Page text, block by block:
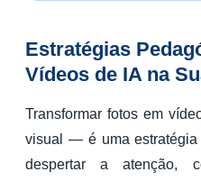
Estratégias
Vídeos de IA na
Transformar fotos em
visual — é uma estratégia
despertar a atenção,